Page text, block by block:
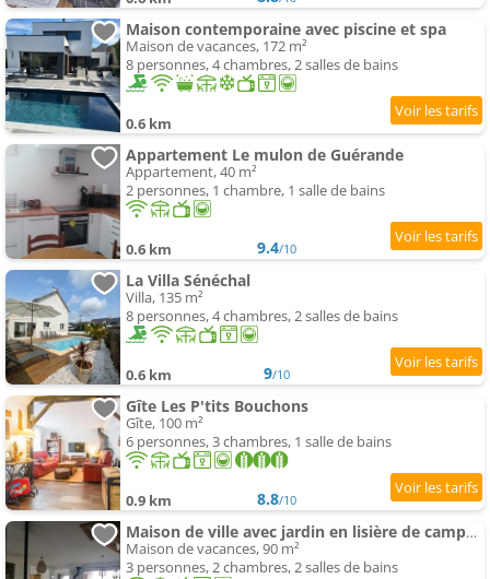
Maison contemporaine avec piscine et spa
Maison de vacances, 172 m²
8 personnes, 4 chambres, 2 salles de bains
0.6 km
Appartement Le mulon de Guérande
Appartement, 40 m²
2 personnes, 1 chambre, 1 salle de bains
0.6 km 9.4/10
La Villa Sénéchal
Villa, 135 m²
8 personnes, 4 chambres, 2 salles de bains
0.6 km 9/10
Gîte Les P'tits Bouchons
Gîte, 100 m²
6 personnes, 3 chambres, 1 salle de bains
0.9 km 8.8/10
Maison de ville avec jardin en lisière de campagne
Maison de vacances, 90 m²
3 personnes, 2 chambres, 2 salles de bains